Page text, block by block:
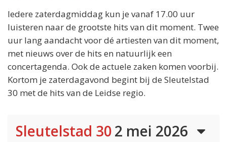
Iedere zaterdagmiddag kun je vanaf 17.00 uur
luisteren naar de grootste hits van dit moment. Twee
uur lang aandacht voor dé artiesten van dit moment,
met nieuws over de hits en natuurlijk een
concertagenda. Ook de actuele zaken komen voorbij.
Kortom je zaterdagavond begint bij de Sleutelstad
30 met de hits van de Leidse regio.
Sleutelstad 302 mei 2026